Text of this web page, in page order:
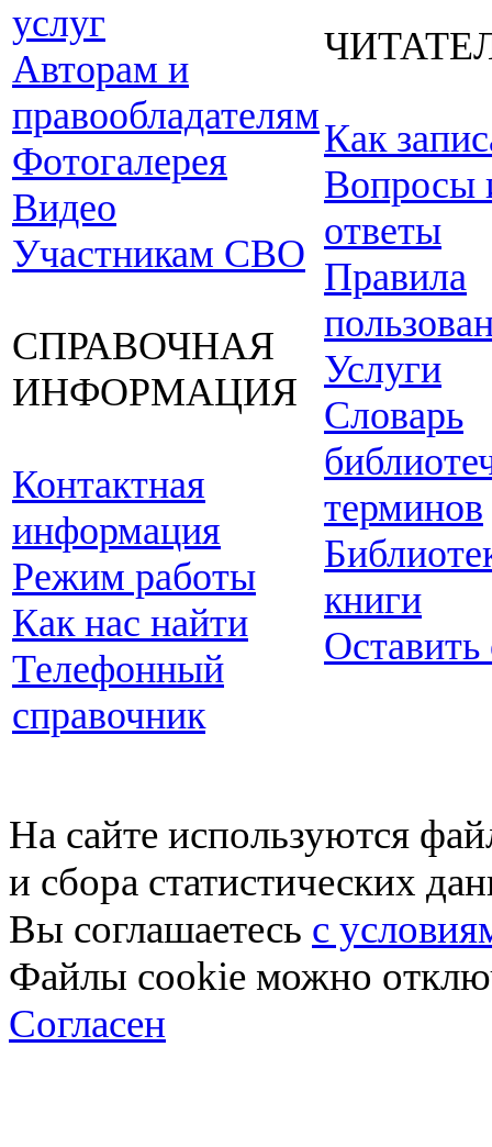
услуг
Авторам и
правообладателям
Фотогалерея
Видео
Участникам СВО
СПРАВОЧНАЯ
ИНФОРМАЦИЯ
Контактная
информация
Режим работы
Как нас найти
Телефонный
справочник
Как
Вопросы
ответы
Правила
Услуги
Словарь
терминов
книги
Оставить
На сайте используются
и сбора статистических
Вы соглашаетесь с
Файлы cookie можно
Согласен